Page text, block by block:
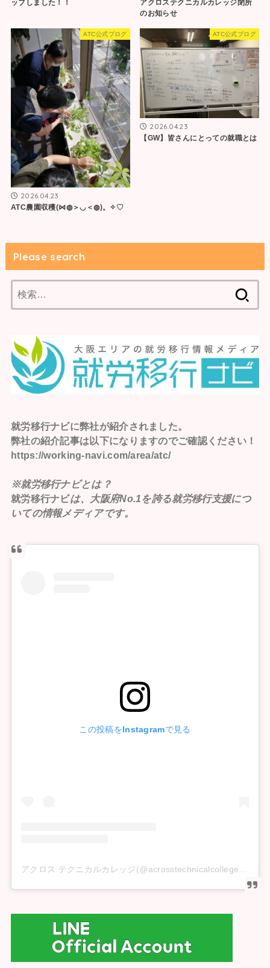
ップしました！！
アクロステクニカルカレッジ閉所
のお知らせ
ATC公式ブログ
2026.04.23
ATC農園収穫(⋈◍＞◡＜◍)。✧♡
ATC公式ブログ
2026.04.23
【GW】皆さんにとっての就職とは
Please search
索:
就労移行ナビに弊社が紹介されました。
弊社の紹介記事は以下になりますのでご確認ください！
https://working-navi.com/area/atc/
※就労移行ナビとは？
就労移行ナビは、大阪府No.1を誇る就労移行支援につ
いての情報メディアです。
この投稿をInstagramで見る
アクロス テクニカルカレッジ(@acrosstechnicalcollege)がシェアした投稿